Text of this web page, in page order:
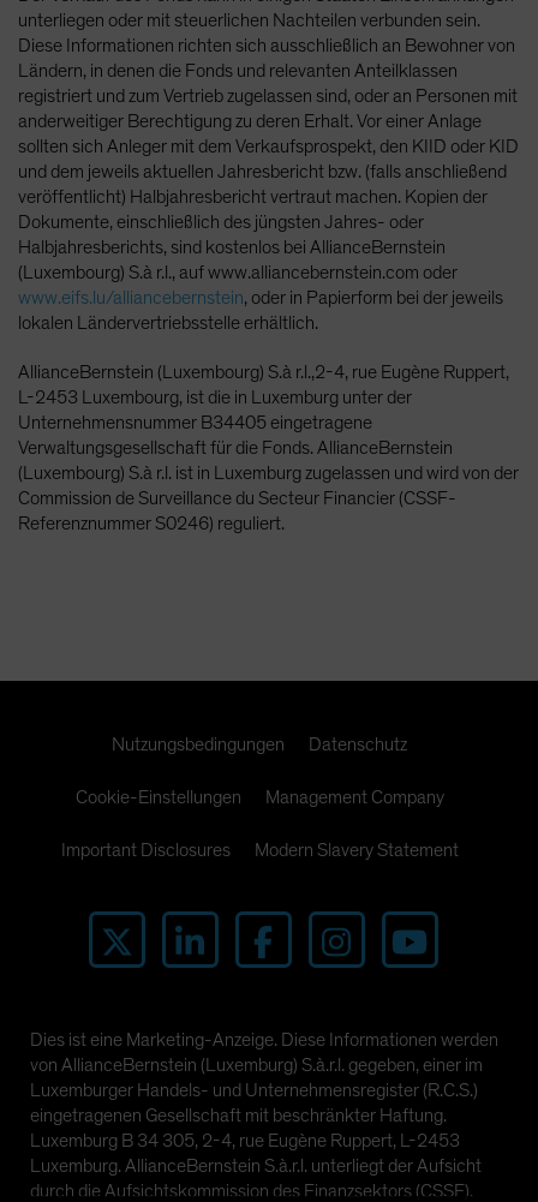
unterliegen oder mit steuerlichen Nachteilen verbunden sein.
Diese Informationen richten sich ausschließlich an Bewohner von
Ländern, in denen die Fonds und relevanten Anteilklassen
registriert und zum Vertrieb zugelassen sind, oder an Personen mit
anderweitiger Berechtigung zu deren Erhalt. Vor einer Anlage
sollten sich Anleger mit dem Verkaufsprospekt, den KIID oder KID
und dem jeweils aktuellen Jahresbericht bzw. (falls anschließend
veröffentlicht) Halbjahresbericht vertraut machen. Kopien der
Dokumente, einschließlich des jüngsten Jahres- oder
Halbjahresberichts, sind kostenlos bei AllianceBernstein
(Luxembourg) S.à r.l., auf www.alliancebernstein.com oder
www.eifs.lu/alliancebernstein, oder in Papierform bei der jeweils
lokalen Ländervertriebsstelle erhältlich.
AllianceBernstein (Luxembourg) S.à r.l.,2-4, rue Eugène Ruppert,
L-2453 Luxembourg, ist die in Luxemburg unter der
Unternehmensnummer B34405 eingetragene
Verwaltungsgesellschaft für die Fonds. AllianceBernstein
(Luxembourg) S.à r.l. ist in Luxemburg zugelassen und wird von der
Commission de Surveillance du Secteur Financier (CSSF-
Referenznummer S0246) reguliert.
Nutzungsbedingungen Datenschutz
Cookie-Einstellungen Management Company
Important Disclosures Modern Slavery Statement
Dies ist eine Marketing-Anzeige. Diese Informationen werden
von AllianceBernstein (Luxemburg) S.à.r.l. gegeben, einer im
Luxemburger Handels- und Unternehmensregister (R.C.S.)
eingetragenen Gesellschaft mit beschränkter Haftung.
Luxemburg B 34 305, 2-4, rue Eugène Ruppert, L-2453
Luxemburg. AllianceBernstein S.à.r.l. unterliegt der Aufsicht
durch die Aufsichtskommission des Finanzsektors (CSSF).